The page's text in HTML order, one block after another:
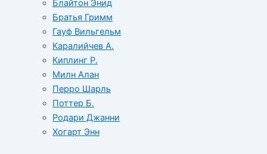
Блайтон Энид
Братья Гримм
Гауф Вильгельм
Каралийчев А.
Киплинг Р.
Милн Алан
Перро Шарль
Поттер Б.
Родари Джанни
Хогарт Энн